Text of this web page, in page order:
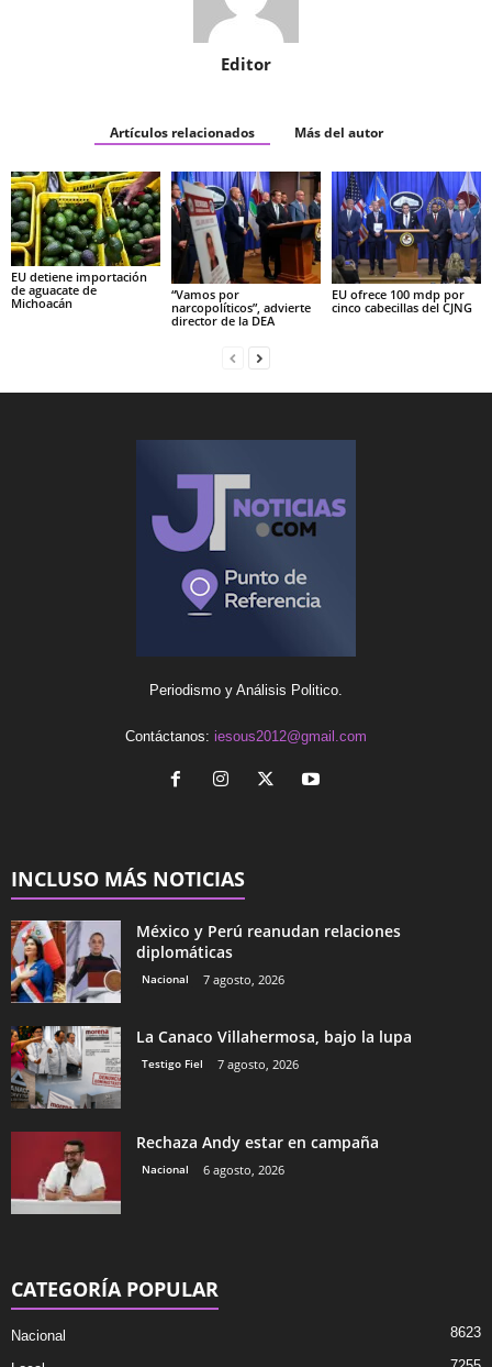
Editor
Artículos relacionados Más del autor
EU detiene importación
de aguacate de
Michoacán
“Vamos por
narcopolíticos”, advierte
director de la DEA
EU ofrece 100 mdp por
cinco cabecillas del CJNG
Periodismo y Análisis Politico.
Contáctanos: iesous2012@gmail.com
INCLUSO MÁS NOTICIAS
México y Perú reanudan relaciones
diplomáticas
Nacional 7 agosto, 2026
La Canaco Villahermosa, bajo la lupa
Testigo Fiel 7 agosto, 2026
Rechaza Andy estar en campaña
Nacional 6 agosto, 2026
CATEGORÍA POPULAR
Nacional 8623